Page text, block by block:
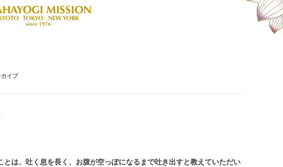
カイブ
は、吐く息を長く、お腹が空っぽになるまで吐き出すと教えていただい